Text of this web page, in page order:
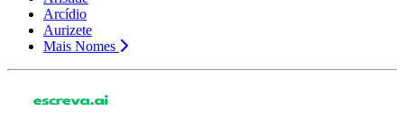
Arcídio
Aurizete
Mais Nomes